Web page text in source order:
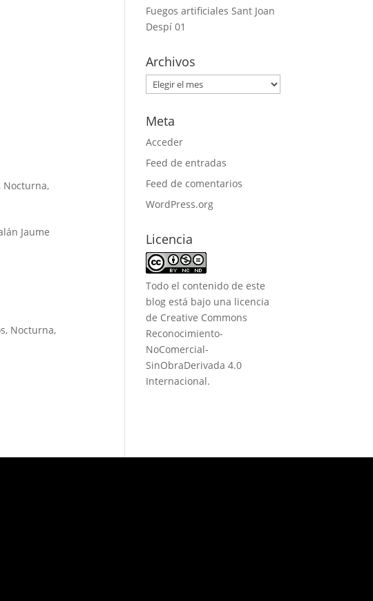
Nocturna,
Jaume
, Nocturna,
Fuegos artificiales Sant Joan
Despí 01
Archivos
Archivos
Meta
Acceder
Feed de entradas
Feed de comentarios
WordPress.org
Licencia
Todo el contenido de este
blog está bajo una licencia
de Creative Commons
Reconocimiento-
NoComercial-
SinObraDerivada 4.0
Internacional.